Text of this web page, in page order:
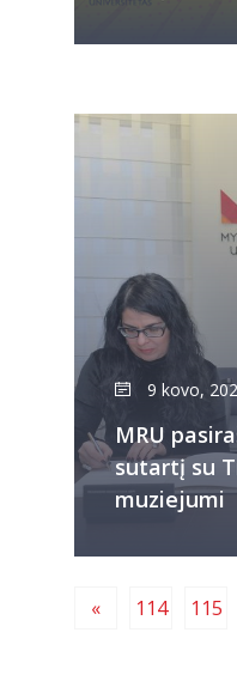
9 kovo,
MRU
sutartį su
muziejumi
« 114 115